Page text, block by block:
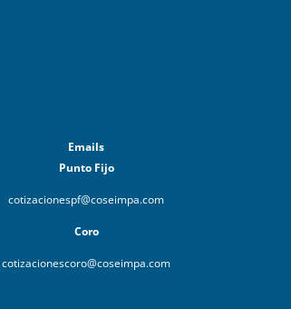
Emails
Punto Fijo
cotizacionespf@coseimpa.com
Coro
cotizacionescoro@coseimpa.com